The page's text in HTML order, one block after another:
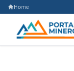
Home